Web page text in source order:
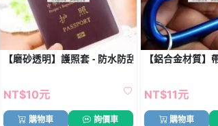
魔術收納衣架
【磨砂透明】護照套 - 防水防刮保護套
NT$10元
購物車 詢價車
【鋁合金材質
NT$11元
購物車